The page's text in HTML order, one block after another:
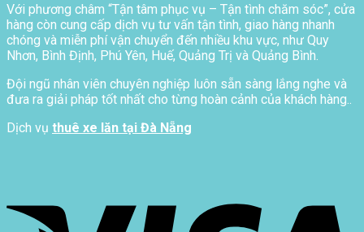
Với phương châm “Tận tâm phục vụ – Tận tình chăm sóc”, cửa
hàng còn cung cấp dịch vụ tư vấn tận tình, giao hàng nhanh
chóng và miễn phí vận chuyển đến nhiều khu vực, như Quy
Nhơn, Bình Định, Phú Yên, Huế, Quảng Trị và Quảng Bình.
Đội ngũ nhân viên chuyên nghiệp luôn sẵn sàng lắng nghe và
đưa ra giải pháp tốt nhất cho từng hoàn cảnh của khách hàng..
Dịch vụ thuê xe lăn tại Đà Nẵng